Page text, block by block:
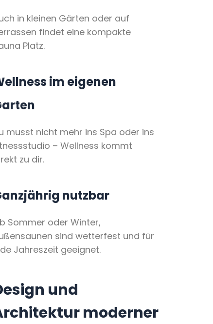
in kleinen Gärten oder auf
findet eine kompakte
Platz.
im eigenen
musst nicht mehr ins Spa oder ins
– Wellness kommt
zu dir.
nutzbar
Sommer oder Winter,
sind wetterfest und für
Jahreszeit geeignet.
und
moderner